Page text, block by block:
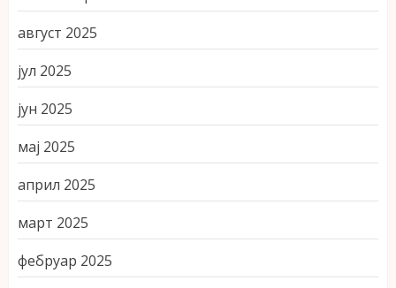
август 2025
јул 2025
јун 2025
мај 2025
април 2025
март 2025
фебруар 2025